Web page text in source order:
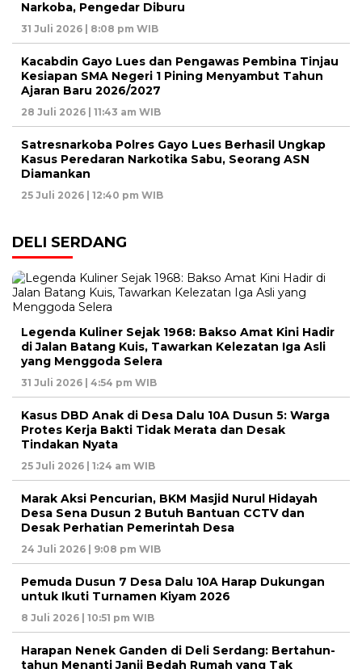
Narkoba, Pengedar Diburu
31 Juli 2026 | 8:08 pm WIB
Kacabdin Gayo Lues dan Pengawas Pembina Tinjau
Kesiapan SMA Negeri 1 Pining Menyambut Tahun
Ajaran Baru 2026/2027
28 Juli 2026 | 11:43 am WIB
Satresnarkoba Polres Gayo Lues Berhasil Ungkap
Kasus Peredaran Narkotika Sabu, Seorang ASN
Diamankan
25 Juli 2026 | 12:40 pm WIB
DELI SERDANG
Legenda Kuliner Sejak 1968: Bakso Amat Kini Hadir
di Jalan Batang Kuis, Tawarkan Kelezatan Iga Asli
yang Menggoda Selera
31 Juli 2026 | 4:54 pm WIB
Kasus DBD Anak di Desa Dalu 10A Dusun 5: Warga
Protes Kerja Bakti Tidak Merata dan Desak
Tindakan Nyata
25 Juli 2026 | 1:24 am WIB
Marak Aksi Pencurian, BKM Masjid Nurul Hidayah
Desa Sena Dusun 2 Butuh Bantuan CCTV dan
Desak Perhatian Pemerintah Desa
24 Juli 2026 | 9:08 pm WIB
Pemuda Dusun 7 Desa Dalu 10A Harap Dukungan
untuk Ikuti Turnamen Kiyam 2026
8 Juli 2026 | 10:51 pm WIB
Harapan Nenek Ganden di Deli Serdang: Bertahun-
tahun Menanti Janji Bedah Rumah yang Tak